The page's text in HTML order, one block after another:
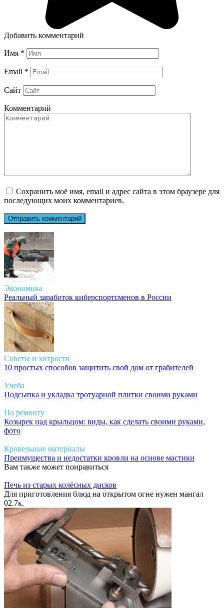
Добавить комментарий
Имя *
Email *
Сайт
Комментарий
Сохранить моё имя, email и адрес сайта в этом браузере для
последующих моих комментариев.
Экономика
Реальный заработок киберспортсменов в России
Советы и хитрости
10 простых способов защитить свой дом от грабителей
Учеба
Подсыпка и укладка тротуарной плитки своими руками
По ремонту
Козырек над крыльцом: виды, как сделать своими руками,
фото
Кровельные материалы
Преимущества и недостатки кровли на основе мастики
Вам также может понравиться
Печь из старых колёсных дисков
Для приготовления блюд на открытом огне нужен мангал
02.7к.